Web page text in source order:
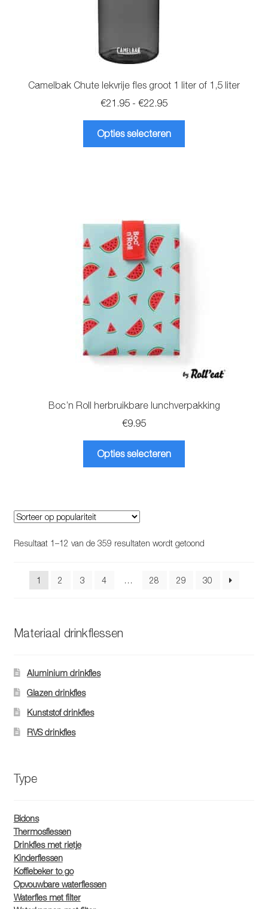
Camelbak Chute lekvrije fles groot 1 liter of 1,5 liter
€21.95 - €22.95Prijsklasse:
tot
€22.95
Opties selecteren
Boc’n Roll herbruikbare lunchverpakking
€9.95
Opties selecteren
worden
Resultaat 1–12 van de 359 resultaten wordt getoondGesorteerd
1
2 3 4 … 28 29 30
Materiaal drinkflessen
Aluminium drinkfles
Glazen drinkfles
Kunststof drinkfles
RVS drinkfles
Type
Bidons
Thermosflessen
Drinkfles met rietje
Kinderflessen
Koffiebeker to go
Opvouwbare waterflessen
Waterfles met filter